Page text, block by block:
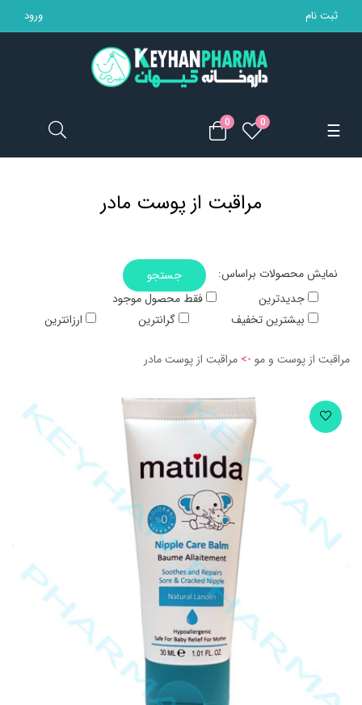
ورود ثبت نام
0
0 Toggle
☰
مراقبت از پوست مادر
:نمایش محصولات براساس
جستجو
مراقبت از پوست و مو -> مراقبت از پوست مادر
تجهیزات پزشکی
خانه